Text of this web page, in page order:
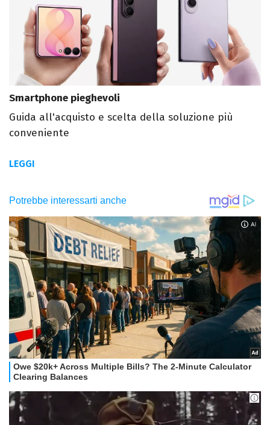
Smartphone pieghevoli
Guida all'acquisto e scelta della soluzione più
conveniente
LEGGI